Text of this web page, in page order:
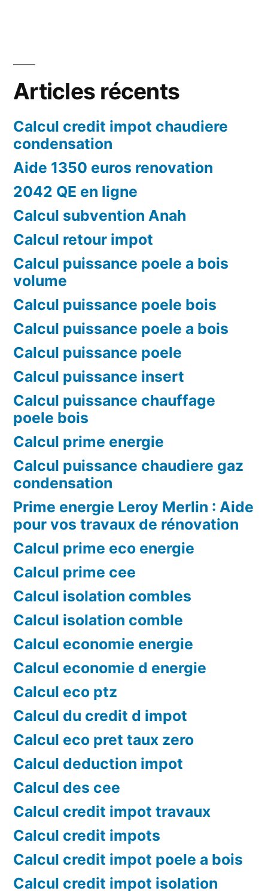
Articles récents
Calcul credit impot chaudiere
condensation
Aide 1350 euros renovation
2042 QE en ligne
Calcul subvention Anah
Calcul retour impot
Calcul puissance poele a bois
volume
Calcul puissance poele bois
Calcul puissance poele a bois
Calcul puissance poele
Calcul puissance insert
Calcul puissance chauffage
poele bois
Calcul prime energie
Calcul puissance chaudiere gaz
condensation
Prime energie Leroy Merlin : Aide
pour vos travaux de rénovation
Calcul prime eco energie
Calcul prime cee
Calcul isolation combles
Calcul isolation comble
Calcul economie energie
Calcul economie d energie
Calcul eco ptz
Calcul du credit d impot
Calcul eco pret taux zero
Calcul deduction impot
Calcul des cee
Calcul credit impot travaux
Calcul credit impots
Calcul credit impot poele a bois
Calcul credit impot isolation